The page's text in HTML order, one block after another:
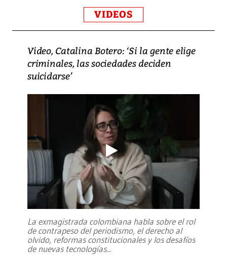
VIDEOS
Video, Catalina Botero: ‘Si la gente elige
criminales, las sociedades deciden
suicidarse’
La exmagistrada colombiana habla sobre el rol
de contrapeso del periodismo, el derecho al
olvido, reformas constitucionales y los desafíos
de nuevas tecnologías...